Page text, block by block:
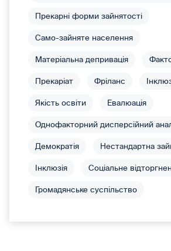
Прекарні форми зайнятості
Само-зайняте населення
Матеріальна депривація
Прекаріат Фріланс
Якість освіти Евалюація
Однофакторний дисперсійний
Демократія Нестандартна
Інклюзія Соціальне
Громадянське суспільство